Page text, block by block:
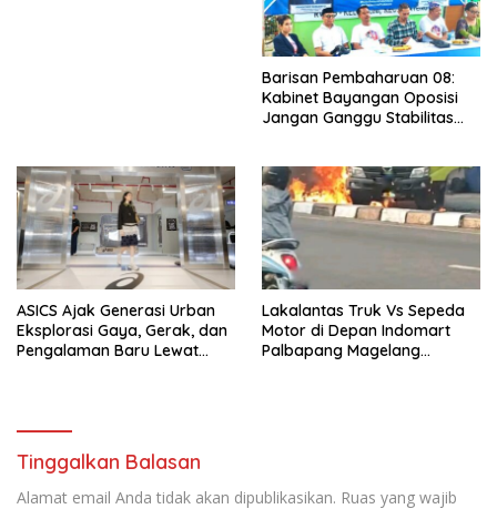
Barisan Pembaharuan 08:
Kabinet Bayangan Oposisi
Jangan Ganggu Stabilitas
ASICS Ajak Generasi Urban
Eksplorasi Gaya, Gerak, dan
Pengalaman Baru Lewat
Lakalantas Truk Vs Sepeda
Motor di Depan Indomart
Palbapang Magelang
Tinggalkan Balasan
Alamat email Anda tidak akan dipublikasikan. Ruas yang wajib